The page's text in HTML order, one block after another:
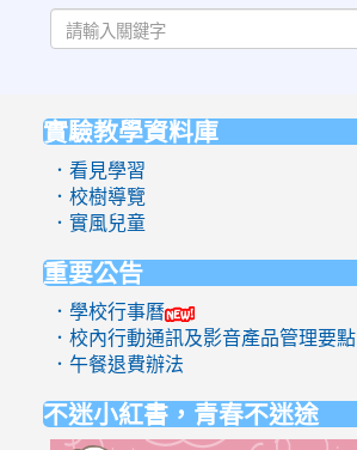
實驗教學資料庫
．看見學習
．校樹導覽
．實風兒童
重要公告
．學校行事曆
．校內行動通訊及影音產品管理要點
．午餐退費辦法
不迷小紅書，青春不迷途